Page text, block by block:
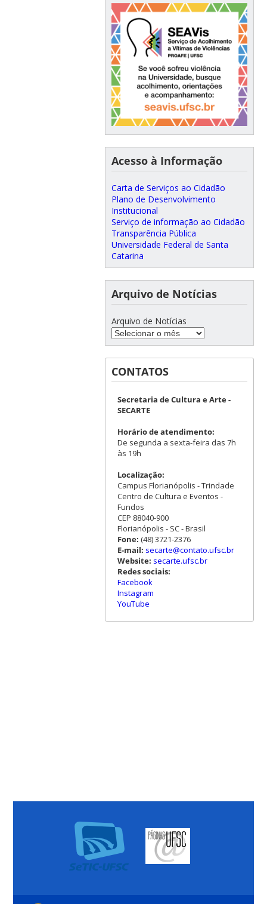
Acesso à Informação
Carta de Serviços ao Cidadão
Plano de Desenvolvimento
Institucional
Serviço de informação ao Cidadão
Transparência Pública
Universidade Federal de Santa
Catarina
Arquivo de Notícias
Arquivo de Notícias
CONTATOS
Secretaria de Cultura e Arte -
SECARTE
Horário de atendimento:
De segunda a sexta-feira das 7h
às 19h
Localização:
Campus Florianópolis - Trindade
Centro de Cultura e Eventos -
Fundos
CEP 88040-900
Florianópolis - SC - Brasil
Fone: (48) 3721-2376
E-mail: secarte@contato.ufsc.br
Website: secarte.ufsc.br
Redes sociais:
Facebook
Instagram
YouTube